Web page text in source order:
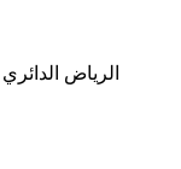
الرياض الدائري